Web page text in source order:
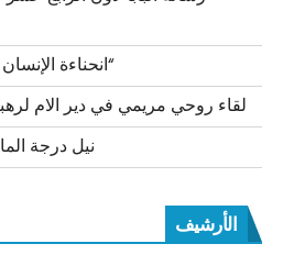
“انحناءة
لقاء روحي مريمي في دير الام
نيل درجة
الأرشيف